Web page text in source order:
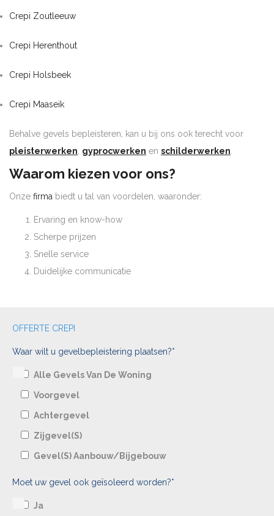
Crepi Zoutleeuw
Crepi Herenthout
Crepi Holsbeek
Crepi Maaseik
Behalve gevels bepleisteren, kan u bij ons ook terecht voor
pleisterwerken, gyprocwerken en schilderwerken.
Waarom kiezen voor ons?
Onze firma biedt u tal van voordelen, waaronder:
Ervaring en know-how
Scherpe prijzen
Snelle service
Duidelijke communicatie
OFFERTE CREPI
Waar wilt u gevelbepleistering plaatsen?*
Alle Gevels Van De Woning
Voorgevel
Achtergevel
Zijgevel(s)
Gevel(s) Aanbouw/bijgebouw
Moet uw gevel ook geïsoleerd worden?*
Ja